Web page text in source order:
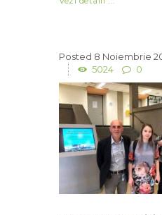
8 Noiembrie
5024
0